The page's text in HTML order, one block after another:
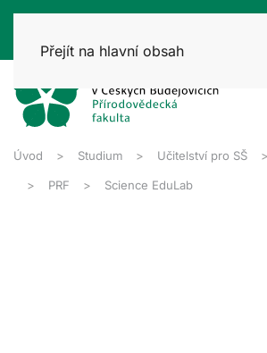
Přejít na hlavní obsah
Úvod Studium Učitelství pro SŠ
PRF Science EduLab